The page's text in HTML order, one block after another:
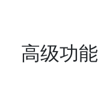
高级功能